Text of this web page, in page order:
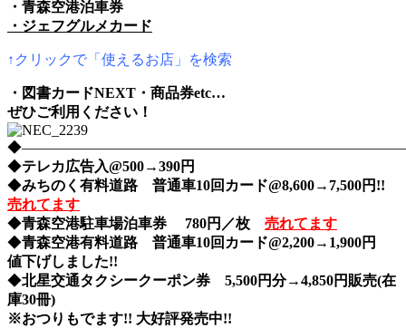
・青森空港泊車券
・ジェフグルメカード
↑クリックで「使えるお店」を検索
・図書カードNEXT・商品券etc…
ぜひご利用ください！
◆テレカ広告入@500→390円
◆みちのく有料道路 普通車10回カード@8,600→7,500円!!
売れてます
◆青森空港駐車場泊車券 780円／枚
売れてます
◆青森空港有料道路 普通車10回カード@2,200→1,900円
値下げしました!!
◆北星交通タクシークーポン券 5,500円分→4,850円販売(在
庫30冊)
※おつりもでます!! 大好評発売中!!